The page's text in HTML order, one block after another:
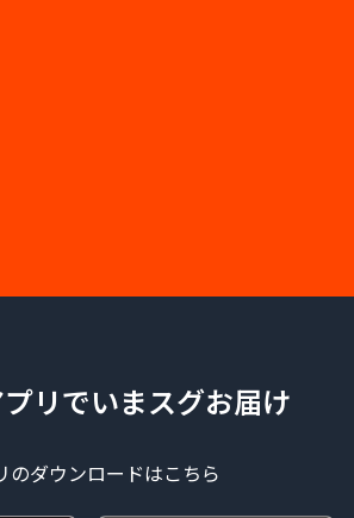
リでいまスグお届け
のダウンロードはこちら